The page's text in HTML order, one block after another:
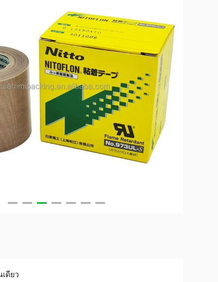
เดียว